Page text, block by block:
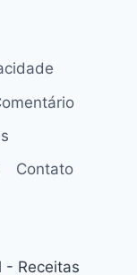
Contato
Receitas